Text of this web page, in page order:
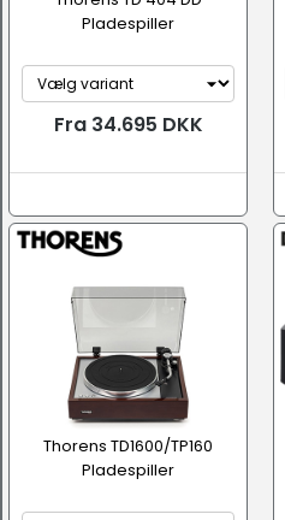
Pladespiller
Fra 34.695 DKK
Thorens TD1600/TP160
Pladespiller